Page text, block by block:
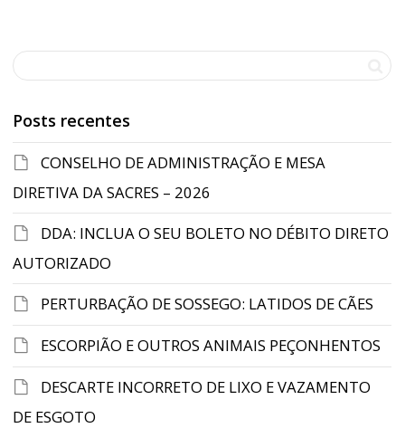
Posts recentes
CONSELHO DE ADMINISTRAÇÃO E MESA
DIRETIVA DA SACRES – 2026
DDA: INCLUA O SEU BOLETO NO DÉBITO DIRETO
AUTORIZADO
PERTURBAÇÃO DE SOSSEGO: LATIDOS DE CÃES
ESCORPIÃO E OUTROS ANIMAIS PEÇONHENTOS
DESCARTE INCORRETO DE LIXO E VAZAMENTO
DE ESGOTO